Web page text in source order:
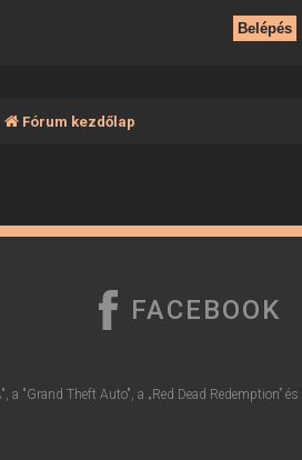
Fórum kezdőlap
FACEBOOK
a "Grand Theft Auto", a „Red Dead Redemption”